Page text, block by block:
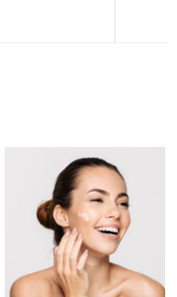
Behandlingserbjudande
februari-mars!
Vi...
0